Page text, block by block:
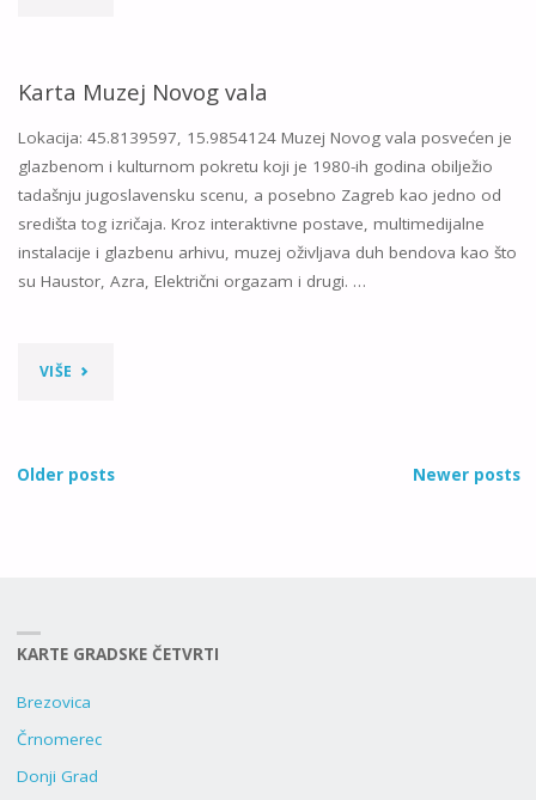
MUZEJ
GALERIJA
JASTREBARSKO"
Karta Muzej Novog vala
Lokacija: 45.8139597, 15.9854124 Muzej Novog vala posvećen je
glazbenom i kulturnom pokretu koji je 1980-ih godina obilježio
tadašnju jugoslavensku scenu, a posebno Zagreb kao jedno od
središta tog izričaja. Kroz interaktivne postave, multimedijalne
instalacije i glazbenu arhivu, muzej oživljava duh bendova kao što
su Haustor, Azra, Električni orgazam i drugi. …
VIŠE "KARTA
NOVOG
Older posts Newer posts
KARTE GRADSKE ČETVRTI
Brezovica
Črnomerec
Donji Grad